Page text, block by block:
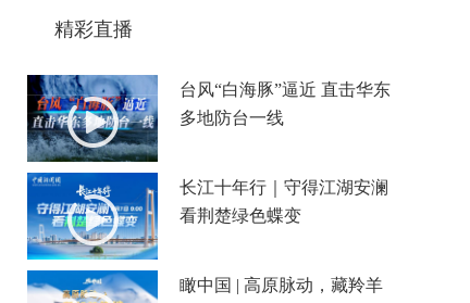
精彩直播
台风“白海豚”逼近 直击华东
多地防台一线
长江十年行｜守得江湖安澜
看荆楚绿色蝶变
瞰中国 | 高原脉动，藏羚羊